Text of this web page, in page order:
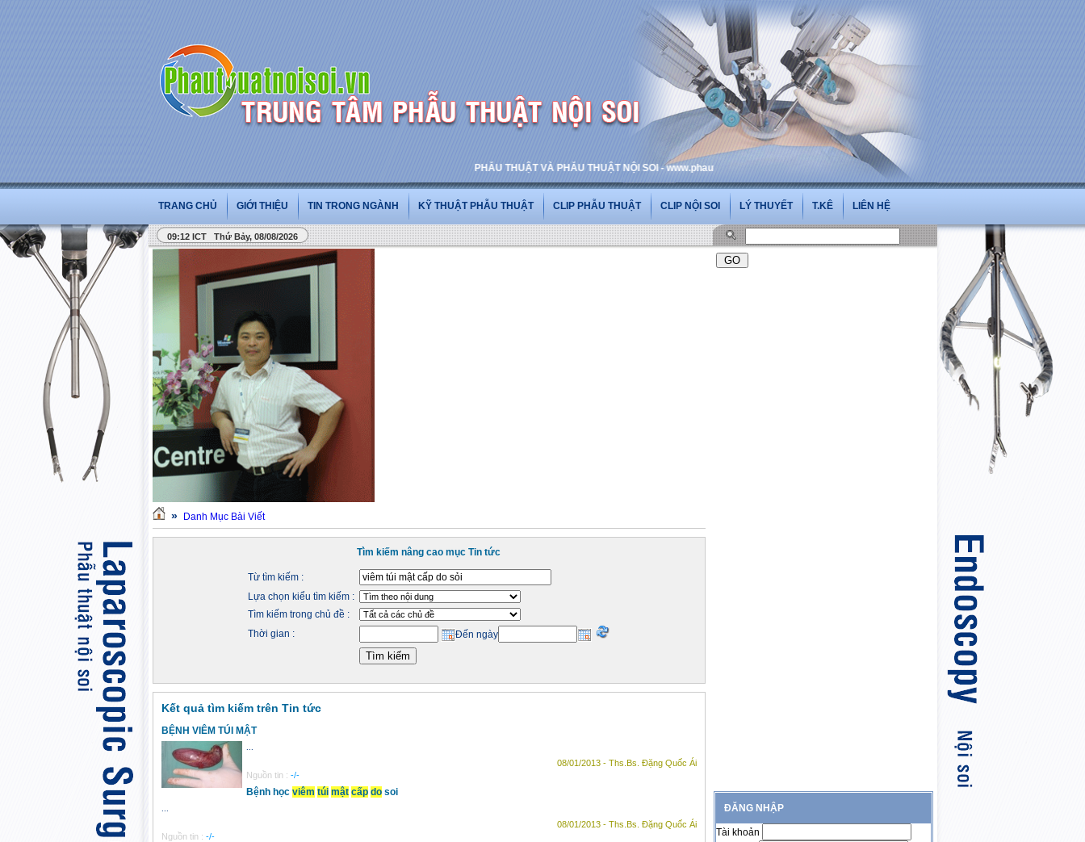
PHẪU THUẬT VÀ PHẪU THUẬT NỘI SOI - www.phauthuatnoisoi.vn
TRANG CHỦ GIỚI THIỆU TIN TRONG NGÀNH KỸ THUẬT PHẪU THUẬT CLIP PHẪU THUẬT CLIP NỘI SOI LÝ THUYẾT T.KÊ LIÊN HỆ
09:12 ICT Thứ Bảy, 08/08/2026
» Danh Mục Bài Viết
Tìm kiếm nâng cao mục Tin tức
Từ tìm kiếm :
Lựa chọn kiểu tìm kiếm :
Tìm kiếm trong chủ đề :
Thời gian :
Đến ngày
Kết quả tìm kiếm trên Tin tức
BỆNH VIÊM TÚI MẬT
08/01/2013 - Ths.Bs. Đặng Quốc Ái
Nguồn tin : -/-
Bệnh học viêm túi mật cấp dosoi
08/01/2013 - Ths.Bs. Đặng Quốc Ái
Nguồn tin : -/-
ĐĂNG NHẬP
Tài khoản